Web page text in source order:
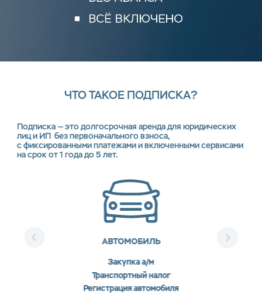
ЧТО ТАКОЕ ПОДПИСКА?
Подписка — это долгосрочная аренда для юридических
лиц и ИП без первоначального взноса,
с фиксированными платежами и включенными сервисами
на срок от 1 года до 5 лет.
АВТОМОБИЛЬ
Закупка а/м
Транспортный налог
Регистрация автомобиля